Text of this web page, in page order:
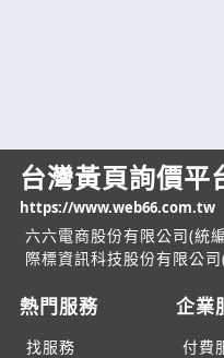
台灣黃頁詢價平
https://www.web66.com.tw
六六電商股份有限公司(統
際標資訊科技股份有限公
熱門服務
找服務
企業
付費